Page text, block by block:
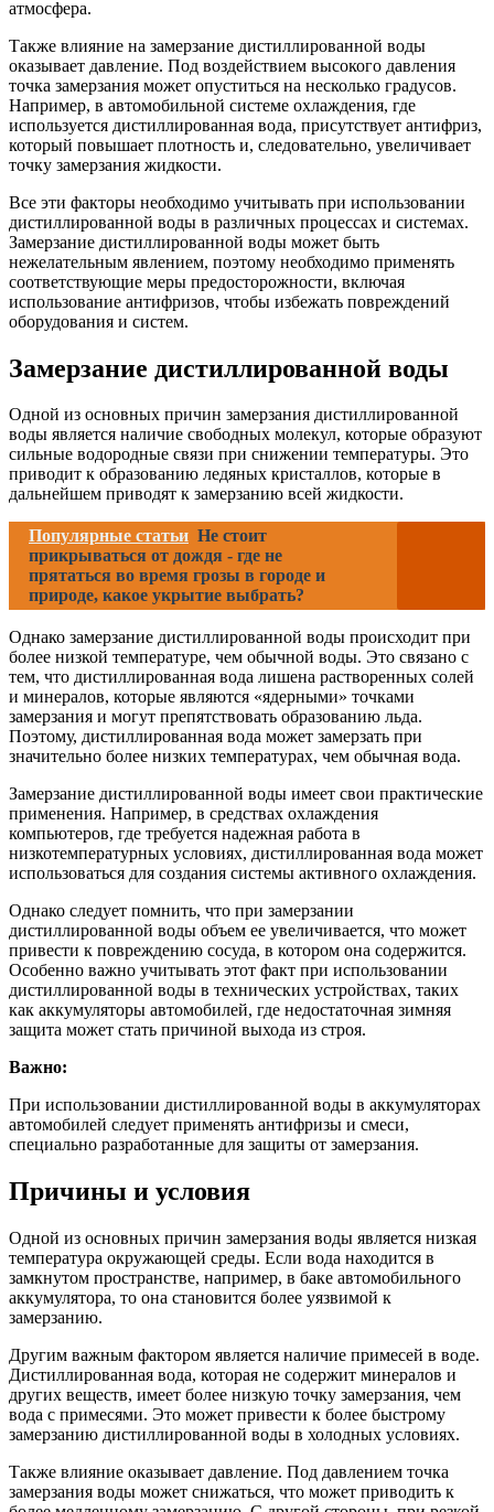
атмосфера.
Также влияние на замерзание дистиллированной воды
оказывает давление. Под воздействием высокого давления
точка замерзания может опуститься на несколько градусов.
Например, в автомобильной системе охлаждения, где
используется дистиллированная вода, присутствует антифриз,
который повышает плотность и, следовательно, увеличивает
точку замерзания жидкости.
Все эти факторы необходимо учитывать при использовании
дистиллированной воды в различных процессах и системах.
Замерзание дистиллированной воды может быть
нежелательным явлением, поэтому необходимо применять
соответствующие меры предосторожности, включая
использование антифризов, чтобы избежать повреждений
оборудования и систем.
Замерзание дистиллированной воды
Одной из основных причин замерзания дистиллированной
воды является наличие свободных молекул, которые образуют
сильные водородные связи при снижении температуры. Это
приводит к образованию ледяных кристаллов, которые в
дальнейшем приводят к замерзанию всей жидкости.
Популярные статьи Не стоит
прикрываться от дождя - где не
прятаться во время грозы в городе и
природе, какое укрытие выбрать?
Однако замерзание дистиллированной воды происходит при
более низкой температуре, чем обычной воды. Это связано с
тем, что дистиллированная вода лишена растворенных солей
и минералов, которые являются «ядерными» точками
замерзания и могут препятствовать образованию льда.
Поэтому, дистиллированная вода может замерзать при
значительно более низких температурах, чем обычная вода.
Замерзание дистиллированной воды имеет свои практические
применения. Например, в средствах охлаждения
компьютеров, где требуется надежная работа в
низкотемпературных условиях, дистиллированная вода может
использоваться для создания системы активного охлаждения.
Однако следует помнить, что при замерзании
дистиллированной воды объем ее увеличивается, что может
привести к повреждению сосуда, в котором она содержится.
Особенно важно учитывать этот факт при использовании
дистиллированной воды в технических устройствах, таких
как аккумуляторы автомобилей, где недостаточная зимняя
защита может стать причиной выхода из строя.
Важно:
При использовании дистиллированной воды в аккумуляторах
автомобилей следует применять антифризы и смеси,
специально разработанные для защиты от замерзания.
Причины и условия
Одной из основных причин замерзания воды является низкая
температура окружающей среды. Если вода находится в
замкнутом пространстве, например, в баке автомобильного
аккумулятора, то она становится более уязвимой к
замерзанию.
Другим важным фактором является наличие примесей в воде.
Дистиллированная вода, которая не содержит минералов и
других веществ, имеет более низкую точку замерзания, чем
вода с примесями. Это может привести к более быстрому
замерзанию дистиллированной воды в холодных условиях.
Также влияние оказывает давление. Под давлением точка
замерзания воды может снижаться, что может приводить к